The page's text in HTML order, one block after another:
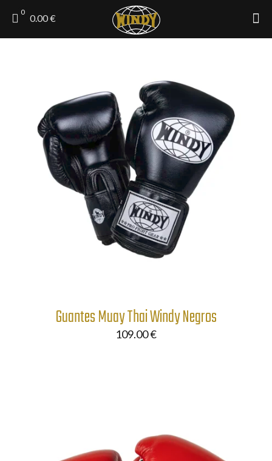
0
0.00 €
Guantes Muay Thai Windy Negros
109.00€